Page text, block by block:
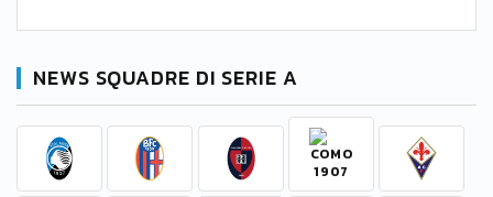
NEWS SQUADRE DI SERIE A